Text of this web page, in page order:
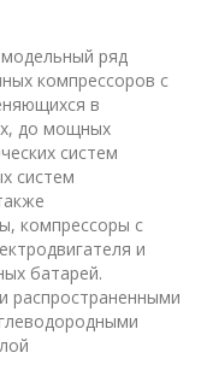
ряд
компрессоров с
в
до мощных
систем
систем
компрессоры с
и
батарей.
распространенными